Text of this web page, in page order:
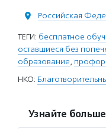
Российская
ТЕГИ: бесплатное
оставшиеся без
образование,
НКО:
Узнайте